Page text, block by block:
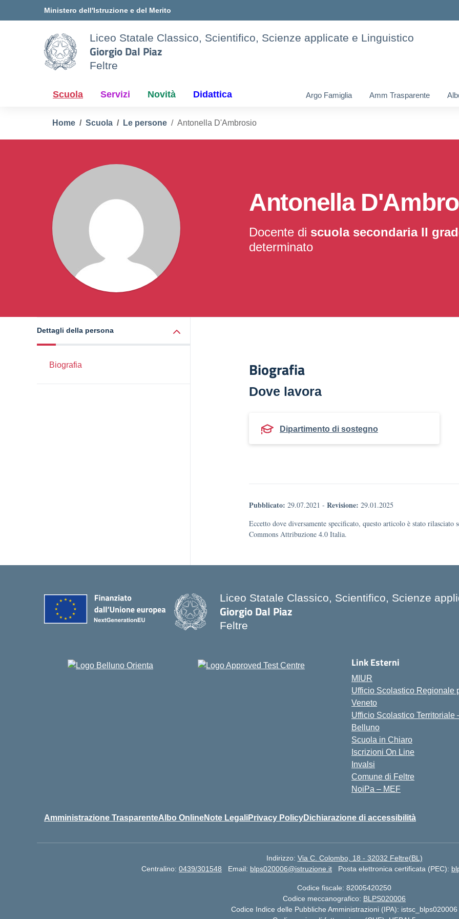
Ministero dell'Istruzione e del Merito
Liceo Statale Classico, Scientifico, Scienze applicate e Linguistico
Giorgio Dal Piaz
Feltre
Scuola Servizi Novità Didattica Argo Famiglia Amm Trasparente
Home Scuola Le persone Antonella D'Ambrosio
Antonella
Docente di scuola secondaria II
determinato
Dettagli della persona
Biografia Biografia
Dove lavora
Dipartimento di sostegno
Pubblicato: 29.07.2021 - Revisione: 29.01.2025
Eccetto dove diversamente specificato, questo articolo è stato rilasciato
Commons Attribuzione 4.0 Italia.
Liceo Statale Classico, Scientifico, Scienze
Giorgio Dal Piaz
Feltre
Link Esterni
MIUR
Ufficio Scolastico Regionale
Veneto
Ufficio Scolastico Territoriale
Belluno
Scuola in Chiaro
Iscrizioni On Line
Invalsi
Comune di Feltre
NoiPa – MEF
Amministrazione TrasparenteAlbo OnlineNote LegaliPrivacy PolicyDichiarazione di accessibilità
Indirizzo: Via C. Colombo, 18 - 32032 Feltre(BL)
Centralino: 0439/301548 Email: blps020006@istruzione.it Posta elettronica certificata (PEC):
Codice fiscale: 82005420250
Codice meccanografico: BLPS020006
Codice Indice delle Pubbliche Amministrazioni (IPA): istsc_blps020006